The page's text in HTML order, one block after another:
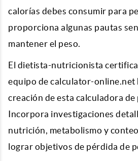
calorías debes consumir para
proporciona algunas pautas
mantener el peso.
El dietista-nutricionista
equipo de calculator-online.net
creación de esta calculadora de
Incorpora investigaciones
nutrición, metabolismo y
lograr objetivos de pérdida de